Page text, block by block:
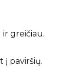
ir greičiau.
į paviršių.